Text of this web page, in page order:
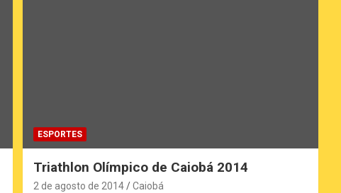
ESPORTES
Triathlon Olímpico de Caiobá 2014
2 de agosto de 2014 Caiobá